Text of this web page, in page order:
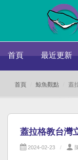
首頁 最近更新
首頁 鯨魚觀點 蓋
蓋拉格教台灣
2024-02-23